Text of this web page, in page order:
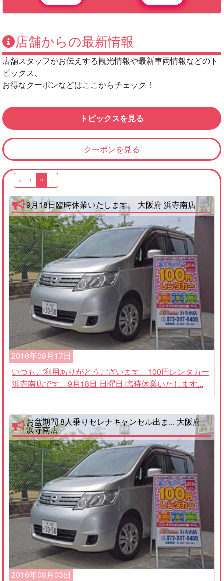
店舗からの最新情報
店舗スタッフがお伝えする観光情報や最新車両情報などのト
ピックス、
お得なクーポンなどはここからチェック！
トピックスを見る
クーポンを見る
« 1 2 »
9月18日臨時休業いたします。 大阪府 浜寺南店
2016年09月17日
いつもご利用ありがとうございます。100円レンタカー
浜寺南店です。9月18日 日曜日 臨時休業いたします...
お盆期間 8人乗りセレナキャンセル出ま... 大阪府
浜寺南店
2016年08月03日